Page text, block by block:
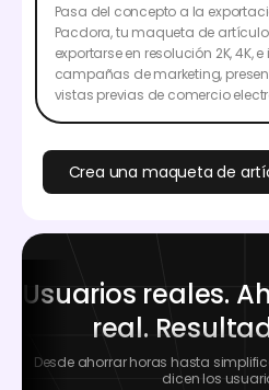
Pasa del concepto a la
Pacdora, tu maqueta de
exportarse en resolución 2K, 4K,
campañas de marketing,
vistas previas de comercio
Crea una maqueta de
Usuarios reales.
real.
Desde ahorrar horas hasta
dicen los